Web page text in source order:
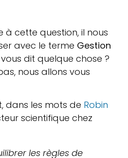
cette question, il nous
avec le terme Gestion
dit quelque chose ?
nous allons vous
dans les mots de Robin
scientifique chez
les règles de